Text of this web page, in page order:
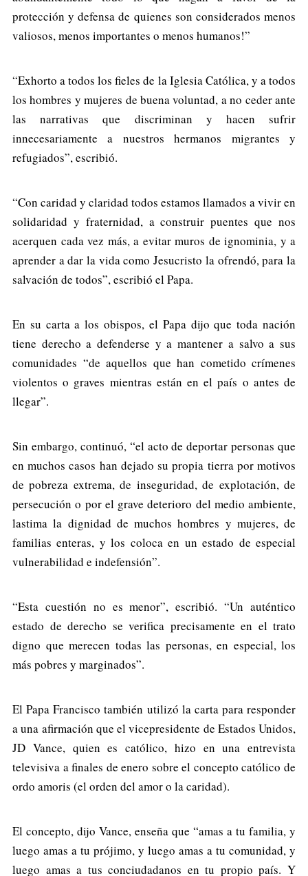
protección y defensa de quienes son considerados menos
valiosos, menos importantes o menos humanos!”
“Exhorto a todos los fieles de la Iglesia Católica, y a todos
los hombres y mujeres de buena voluntad, a no ceder ante
las narrativas que discriminan y hacen sufrir
innecesariamente a nuestros hermanos migrantes y
refugiados”, escribió.
“Con caridad y claridad todos estamos llamados a vivir en
solidaridad y fraternidad, a construir puentes que nos
acerquen cada vez más, a evitar muros de ignominia, y a
aprender a dar la vida como Jesucristo la ofrendó, para la
salvación de todos”, escribió el Papa.
En su carta a los obispos, el Papa dijo que toda nación
tiene derecho a defenderse y a mantener a salvo a sus
comunidades “de aquellos que han cometido crímenes
violentos o graves mientras están en el país o antes de
llegar”.
Sin embargo, continuó, “el acto de deportar personas que
en muchos casos han dejado su propia tierra por motivos
de pobreza extrema, de inseguridad, de explotación, de
persecución o por el grave deterioro del medio ambiente,
lastima la dignidad de muchos hombres y mujeres, de
familias enteras, y los coloca en un estado de especial
vulnerabilidad e indefensión”.
“Esta cuestión no es menor”, escribió. “Un auténtico
estado de derecho se verifica precisamente en el trato
digno que merecen todas las personas, en especial, los
más pobres y marginados”.
El Papa Francisco también utilizó la carta para responder
a una afirmación que el vicepresidente de Estados Unidos,
JD Vance, quien es católico, hizo en una entrevista
televisiva a finales de enero sobre el concepto católico de
ordo amoris (el orden del amor o la caridad).
El concepto, dijo Vance, enseña que “amas a tu familia, y
luego amas a tu prójimo, y luego amas a tu comunidad, y
luego amas a tus conciudadanos en tu propio país. Y